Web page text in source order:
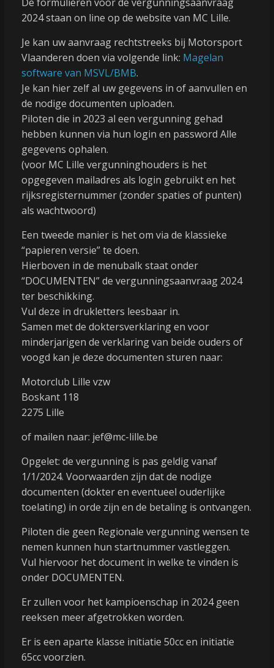
2024 staan on line op de website van MC Lille.
Je kan uw aanvraag rechtstreeks bij Motorsport
Vlaanderen doen via volgende link: Magelan
software van MSVL/BMB.
Je kan hier zelf al uw gegevens in of aanvullen en
de nodige documenten uploaden.
Piloten die in 2023 al een vergunning gehad
hebben kunnen via hun login en password Alle
gegevens ophalen.
(voor MC Lille vergunninghouders is het
opgegeven mailadres als login gebruikt en het
rijksregisternummer (zonder spaties of punten)
als wachtwoord)
Een tweede manier is het om via de klassieke
“papieren versie” te doen.
Hierboven in de menubalk staat onder
“DOCUMENTEN” de vergunningsaanvraag 2024
ter beschikking.
Vul deze in drukletters leesbaar in.
Samen met de doktersverklaring en voor
minderjarigen de verklaring van beide ouders of
voogd kan je deze documenten sturen naar:
Motorclub Lille vzw
Boskant 118
2275 Lille
of mailen naar: jef@mc-lille.be
Opgelet: de vergunning is pas geldig vanaf
1/1/2024. Voorwaarden zijn dat de nodige
documenten (dokter en eventueel ouderlijke
toelating) in orde zijn en de betaling is ontvangen.
Piloten die geen Regionale vergunning wensen te
nemen kunnen hun startnummer vastleggen.
Vul hiervoor het document in welke te vinden is
onder DOCUMENTEN.
Er zullen voor het kampioenschap in 2024 geen
reeksen meer afgetrokken worden.
Er is een aparte klasse initiatie 50cc en initiatie
65cc voorzien.